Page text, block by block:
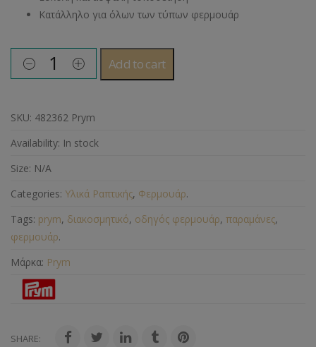
Κατάλληλο για όλων των τύπων φερμουάρ
Add to cart
SKU: 482362 Prym
Availability: In stock
Size: N/A
Categories: Υλικά Ραπτικής, Φερμουάρ.
Tags: prym, διακοσμητικό, οδηγός φερμουάρ, παραμάνες,
φερμουάρ.
Μάρκα: Prym
SHARE: